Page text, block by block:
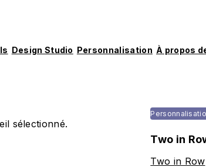
Design Studio Personnalisation À propos
sélectionné.
Two in
Two in Row